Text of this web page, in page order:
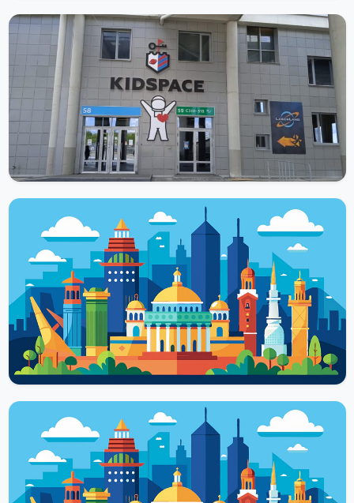
ДОСТОПРИМЕЧАТЕЛЬНОСТИ
Детский город Кидспейс в Казани
В столице республики Татарстан, в городе Казань находится
уникальное место – «КидСпейс». Это детский город профессий,
пространство, на...
Читать далее
ДОСТОПРИМЕЧАТЕЛЬНОСТИ
Дом занимательной науки и техники в
Казани
Дом занимательной науки и техники – уникальный музей,
расположенный в Казани, столице республики Татарстан. Это
место интересно для...
Читать далее
ДОСТОПРИМЕЧАТЕЛЬНОСТИ
Шоршелы — музей космонавтики
Музей космонавтики, который находится в Шоршелах,
относится к мемориальному комплексу, посвящённому